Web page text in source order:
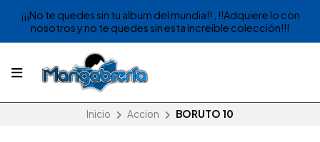
¡¡¡No te quedes sin tu album del mundia!! , !!Adquiere lo con
nosotros y no te quedes sin esta increible colección!!!
Inicio Accion BORUTO 10